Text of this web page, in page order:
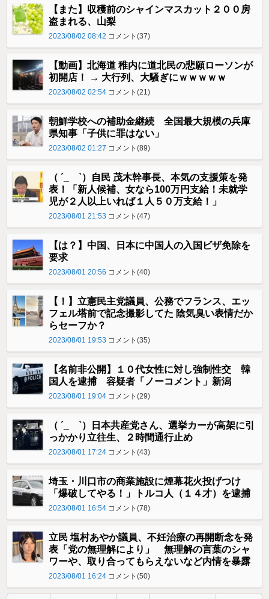
【また】収穫前のシャインマスカット２００房
盗まれる、山梨
2023/08/02 08:42 コメント(37)
【動画】北海道 稚内に道北民の悲願ローソンが
初開店！ → 大行列、大騒ぎにｗｗｗｗｗ
2023/08/02 02:54 コメント(21)
朝鮮学校への補助金継続 全国最大規模の兵庫
県知事「子供に罪はない」
2023/08/02 01:27 コメント(89)
（ ´_ゝ`）自民 茂木幹事長、本気の支援策を発
表！「新人候補、女なら100万円支給！未就学
児が２人以上いれば１人５０万支給！」
2023/08/01 21:53 コメント(47)
【は？】中国、日本に中国人の入国ビザ免除を
要求
2023/08/01 20:56 コメント(40)
【！】立憲民主党議員、公務でフランス、エッ
フェル塔前で記念撮影してた 陰気臭い表情だか
らセーフか？
2023/08/01 19:53 コメント(35)
【名前非公開】１０代女性に対し強制性交 韓
国人を逮捕 容疑者「ノーコメント」新潟
2023/08/01 19:04 コメント(29)
（ ´_ゝ`）日本共産党さん、選挙カーが高架に引
っかかり立往生、２時間通行止め
2023/08/01 17:24 コメント(43)
埼玉・川口市の商業施設に煙幕花火投げつけ
「爆破してやる！」トルコ人（１４才）を逮捕
2023/08/01 16:54 コメント(78)
立民 塩村あやか議員、不妊治療の再開断念を発
表「党の無理解により」 無理解の言葉のシャ
ワーや、取り合ってもらえないなど内情を暴露
2023/08/01 16:24 コメント(50)